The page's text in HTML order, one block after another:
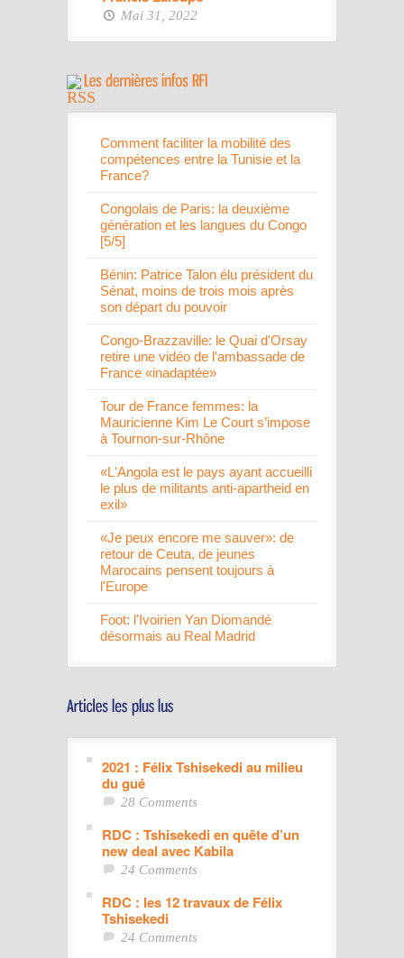
Mai 31, 2022
Comment faciliter la mobilité des
compétences entre la Tunisie et la
France?
Congolais de Paris: la deuxième
génération et les langues du Congo
[5/5]
Bénin: Patrice Talon élu président du
Sénat, moins de trois mois après
son départ du pouvoir
Congo-Brazzaville: le Quai d'Orsay
retire une vidéo de l'ambassade de
France «inadaptée»
Tour de France femmes: la
Mauricienne Kim Le Court s’impose
à Tournon-sur-Rhône
«L'Angola est le pays ayant accueilli
le plus de militants anti-apartheid en
exil»
«Je peux encore me sauver»: de
retour de Ceuta, de jeunes
Marocains pensent toujours à
l'Europe
Foot: l'Ivoirien Yan Diomandé
désormais au Real Madrid
2021 : Félix Tshisekedi au milieu
du gué
28 Comments
RDC : Tshisekedi en quête d’un
new deal avec Kabila
24 Comments
RDC : les 12 travaux de Félix
Tshisekedi
24 Comments